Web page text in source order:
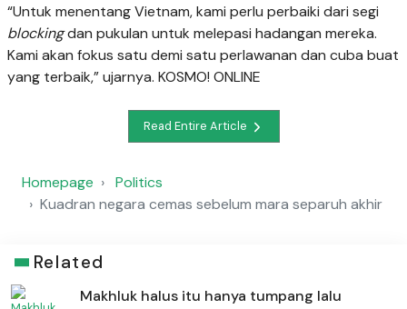
“Untuk menentang Vietnam, kami perlu perbaiki dari segi
blockingdan pukulan untuk melepasi hadangan mereka.
Kami akan fokus satu demi satu perlawanan dan cuba buat
yang terbaik,” ujarnya. KOSMO! ONLINE
Read Entire Article
Homepage
Politics
Kuadran negara cemas sebelum mara separuh akhir
Related
Makhluk halus itu hanya tumpang lalu